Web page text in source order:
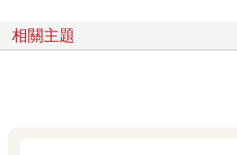
腳。好沉重。來了，沒錯，這種感覺很熟悉
那隻腳。確切來說，那並不痛。雖然稱不上
相關主題